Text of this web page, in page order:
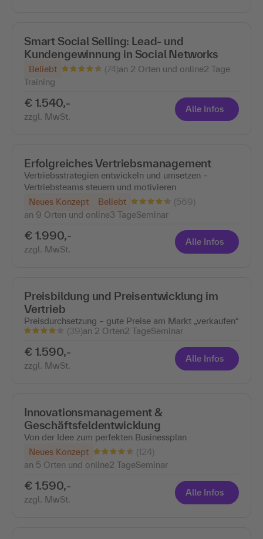
Smart Social Selling: Lead- und
Kundengewinnung in Social Networks
Beliebt (74)an 2 Orten und online2 Tage
Training
€ 1.540,-
zzgl. MwSt.
Alle Infos
Erfolgreiches Vertriebsmanagement
Vertriebsstrategien entwickeln und umsetzen –
Vertriebsteams steuern und motivieren
Neues Konzept
Beliebt
(569)
an 9 Orten und online3 TageSeminar
€ 1.990,-
zzgl. MwSt.
Alle Infos
Preisbildung und Preisentwicklung im
Vertrieb
Preisdurchsetzung – gute Preise am Markt „verkaufen“
(39)an 2 Orten2 TageSeminar
€ 1.590,-
zzgl. MwSt.
Alle Infos
Innovationsmanagement &
Geschäftsfeldentwicklung
Von der Idee zum perfekten Businessplan
Neues Konzept
(124)
an 5 Orten und online2 TageSeminar
€ 1.590,-
zzgl. MwSt.
Alle Infos